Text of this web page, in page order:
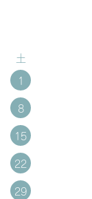
土
1
8
15
22
29